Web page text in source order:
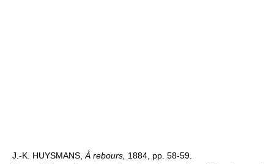
J.-K. HUYSMANS, À rebours, 1884, pp. 58-59.